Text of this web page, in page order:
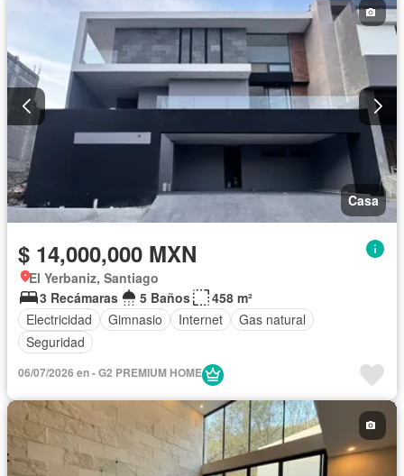
Casa
$ 14,000,000 MXN
El Yerbaniz, Santiago
3 Recámaras
5 Baños
458 m²
Electricidad
Gimnasio Internet
Gas natural
Seguridad
06/07/2026 en - G2 PREMIUM HOME